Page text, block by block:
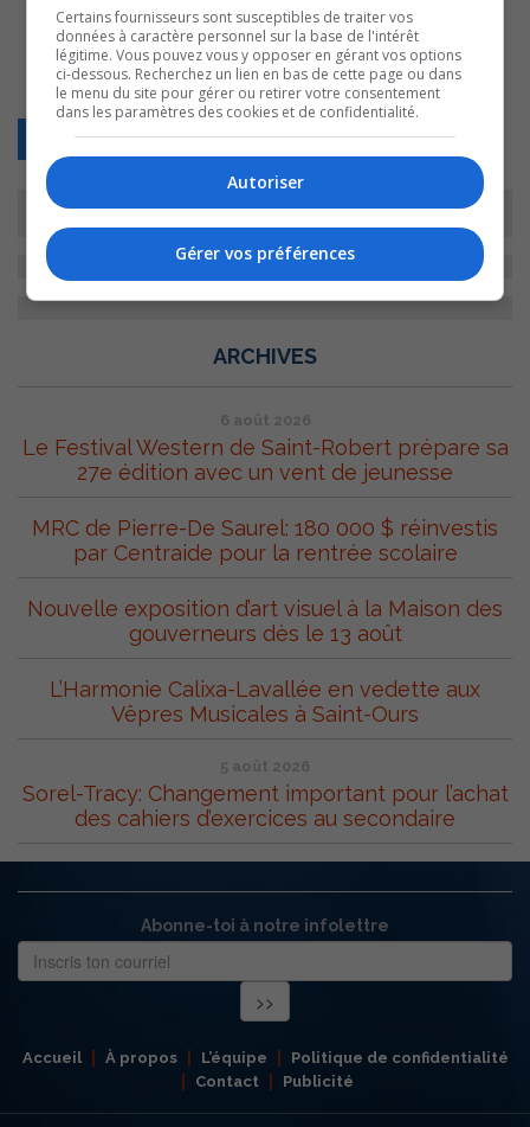
Retour
ARCHIVES
6 août 2026
Le Festival Western de Saint-Robert prépare sa
27e édition avec un vent de jeunesse
MRC de Pierre-De Saurel: 180 000 $ réinvestis
par Centraide pour la rentrée scolaire
Nouvelle exposition d’art visuel à la Maison des
gouverneurs dès le 13 août
L’Harmonie Calixa-Lavallée en vedette aux
Vêpres Musicales à Saint-Ours
5 août 2026
Sorel-Tracy: Changement important pour l’achat
des cahiers d’exercices au secondaire
Abonne-toi à notre infolettre
Accueil À propos L’équipe
Politique de confidentialité
Contact
Publicité
Certains fournisseurs sont susceptibles de traiter vos
données à caractère personnel sur la base de l'intérêt
légitime. Vous pouvez vous y opposer en gérant vos options
ci-dessous. Recherchez un lien en bas de cette page ou dans
le menu du site pour gérer ou retirer votre consentement
dans les paramètres des cookies et de confidentialité.
Autoriser
Gérer vos préférences